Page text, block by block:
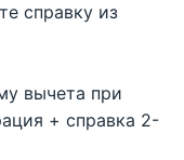
справку из
вычета при
+ справка 2-